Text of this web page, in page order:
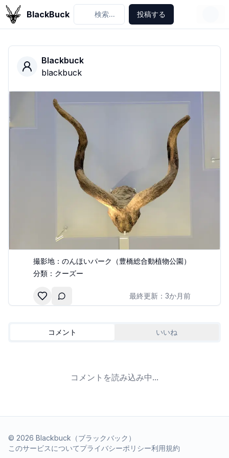
BlackBuck 検索... 投稿する
Blackbuck
blackbuck
撮影地： のんほいパーク（豊橋総合動植物公園）
分類： クーズー
最終更新： 3か月前
コメント いいね
コメントを読み込み中...
© 2026 Blackbuck（ブラックバック）
このサービスについてプライバシーポリシー利用規約